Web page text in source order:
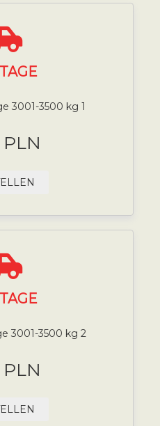
TAGE
3001-3500 kg 1
TAGE
3001-3500 kg 2